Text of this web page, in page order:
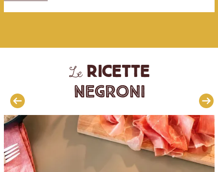
Lericette
Negroni